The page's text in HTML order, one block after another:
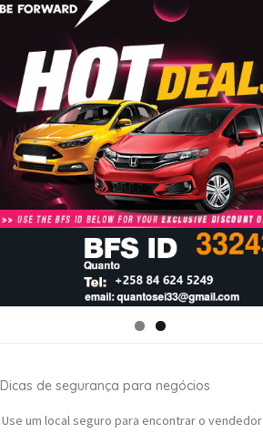
Dicas de segurança para negócios
Use um local seguro para encontrar o vendedor